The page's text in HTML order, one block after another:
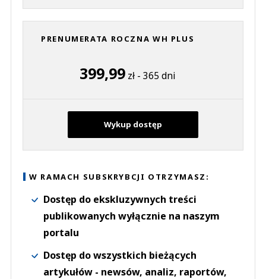
PRENUMERATA ROCZNA WH PLUS
399,99zł - 365 dni
Wykup dostęp
W RAMACH SUBSKRYBCJI OTRZYMASZ:
Dostęp do ekskluzywnych treści
publikowanych wyłącznie na naszym
portalu
Dostęp do wszystkich bieżących
artykułów - newsów, analiz, raportów,